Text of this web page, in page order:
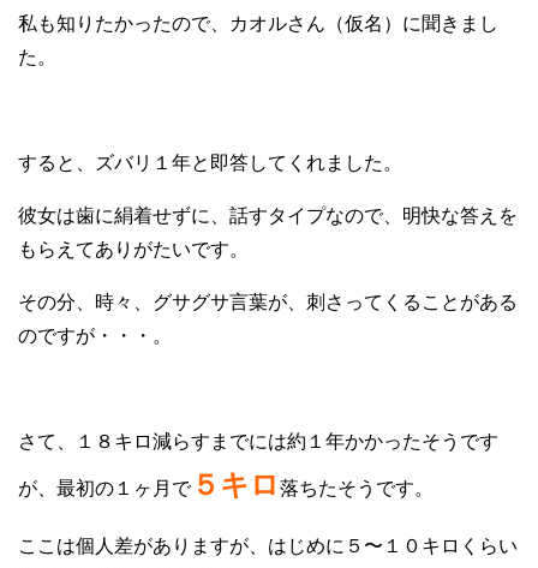
私も知りたかったので、カオルさん（仮名）に聞きまし
た。
すると、ズバリ１年と即答してくれました。
彼女は歯に絹着せずに、話すタイプなので、明快な答えを
もらえてありがたいです。
その分、時々、グサグサ言葉が、刺さってくることがある
のですが・・・。
さて、１８キロ減らすまでには約１年かかったそうです
が、最初の１ヶ月で５キロ 落ちたそうです。
ここは個人差がありますが、はじめに５〜１０キロくらい